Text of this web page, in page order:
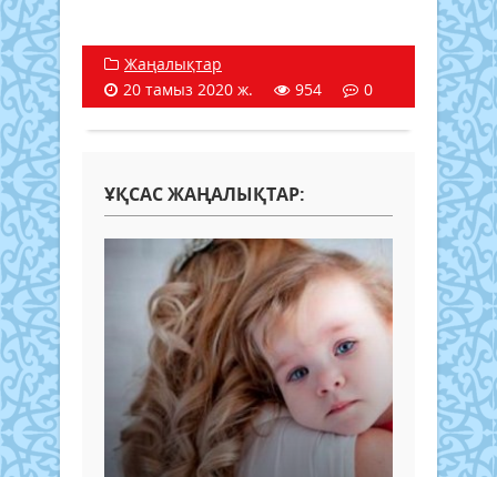
Жаңалықтар
20 тамыз 2020 ж.
954 0
ҰҚСАС ЖАҢАЛЫҚТАР: